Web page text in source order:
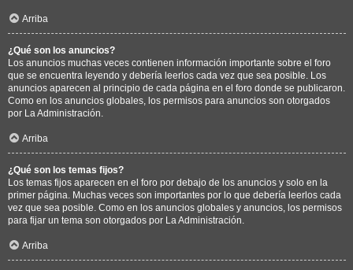
Arriba
¿Qué son los anuncios?
Los anuncios muchas veces contienen información importante sobre el foro
que se encuentra leyendo y debería leerlos cada vez que sea posible. Los
anuncios aparecen al principio de cada página en el foro donde se publicaron.
Como en los anuncios globales, los permisos para anuncios son otorgados
por La Administración.
Arriba
¿Qué son los temas fijos?
Los temas fijos aparecen en el foro por debajo de los anuncios y solo en la
primer página. Muchas veces son importantes por lo que debería leerlos cada
vez que sea posible. Como en los anuncios globales y anuncios, los permisos
para fijar un tema son otorgados por La Administración.
Arriba